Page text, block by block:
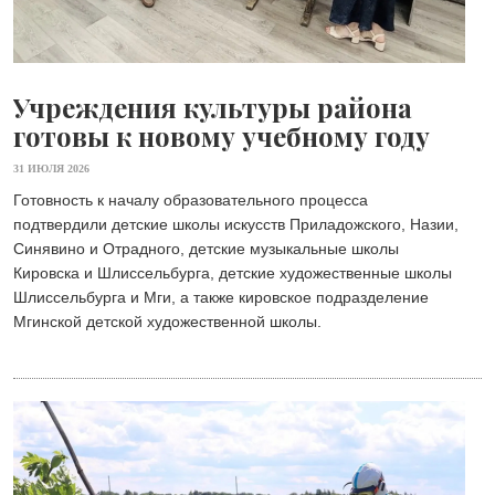
Учреждения культуры района
готовы к новому учебному году
31 ИЮЛЯ 2026
Готовность к началу образовательного процесса
подтвердили детские школы искусств Приладожского, Назии,
Синявино и Отрадного, детские музыкальные школы
Кировска и Шлиссельбурга, детские художественные школы
Шлиссельбурга и Мги, а также кировское подразделение
Мгинской детской художественной школы.